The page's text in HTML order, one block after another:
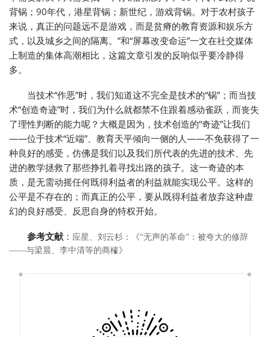
背锅；90年代，港星背锅；新世纪，游戏背锅。对于农村孩子
来说，真正的问题远不是游戏，而是贫瘠的教育资源和娱乐方
式，以及城乡之间的隔离。”和“屏幕改变命运”一文在社交媒体
上制造的集体高潮相比，这篇文章引发的反响似乎要冷静得
多。
当技术“作恶”时，我们知道这不完全是技术的“锅”；而当技
术“创造奇迹”时，我们为什么就都禁不住跟着感动雀跃，而丧失
了理性判断的能力呢？大概是因为，技术创造的“奇迹”让我们
——位于技术“近端”、教育天平倾向一侧的人——不免获得了一
种良好的感受，仿佛是我们以及我们所代表的先进的技术、先
进的教学拯救了那些挣扎着寻找出路的孩子。这一奇迹的本
质，是无需动摇任何既得利益者的利益就能实现公平。这样的
公平是不存在的；而真正的公平，要从既得利益者放弃这种虚
幻的良好感受、反思自身的特权开始。
参考文献 ： 应星、刘云杉：《“无声的革命”：被夸大的修辞
——与梁晨、李中清等的商榷》